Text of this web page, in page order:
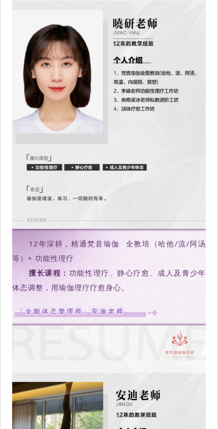
12年深耕，精通梵音瑜伽
全教培（哈他/流/阿汤
等）+ 功能性理疗
擅长课程： 功能性理疗、静心疗愈、成人及青少年
体态调整，用瑜伽理疗疗愈身心。
「全能体态管理师」安迪老师